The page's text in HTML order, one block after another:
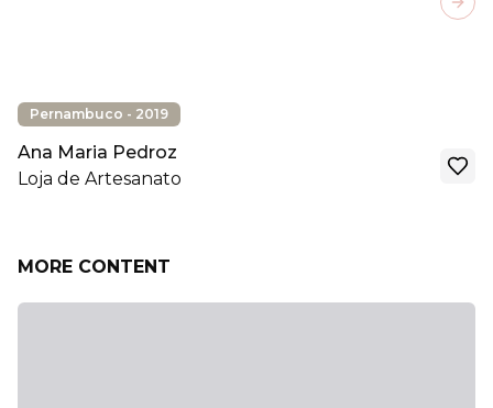
Pernambuco - 2019
Ana Maria Pedroz
Loja de Artesanato
MORE CONTENT